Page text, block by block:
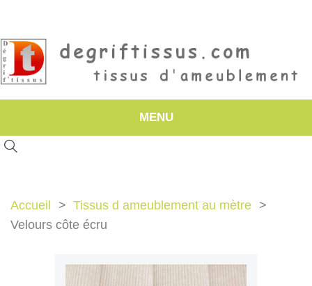
MENU
Accueil
Tissus d ameublement au mètre
Velours côte écru